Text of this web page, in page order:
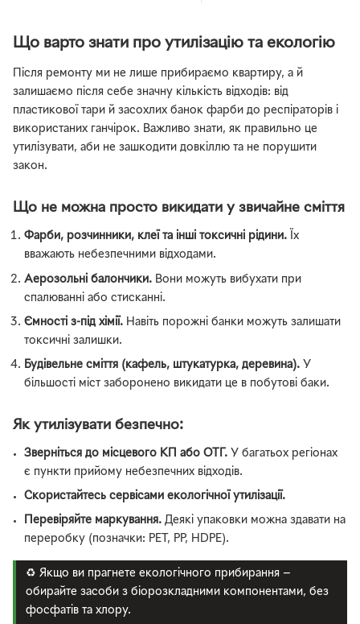
Що варто знати про утилізацію та екологію
Після ремонту ми не лише прибираємо квартиру, а й
залишаємо після себе значну кількість відходів: від
пластикової тари й засохлих банок фарби до респіраторів і
використаних ганчірок. Важливо знати, як правильно це
утилізувати, аби не зашкодити довкіллю та не порушити
закон.
Що не можна просто викидати у звичайне сміття
Фарби, розчинники, клеї та інші токсичні рідини. Їх
вважають небезпечними відходами.
Аерозольні балончики. Вони можуть вибухати при
спалюванні або стисканні.
Ємності з-під хімії. Навіть порожні банки можуть залишати
токсичні залишки.
Будівельне сміття (кафель, штукатурка, деревина). У
більшості міст заборонено викидати це в побутові баки.
Як утилізувати безпечно:
Зверніться до місцевого КП або ОТГ. У багатьох регіонах
є пункти прийому небезпечних відходів.
Скористайтесь сервісами екологічної утилізації.
Перевіряйте маркування. Деякі упаковки можна здавати на
переробку (позначки: PET, PP, HDPE).
♻️ Якщо ви прагнете екологічного прибирання —
обирайте засоби з біорозкладними компонентами, без
фосфатів та хлору.